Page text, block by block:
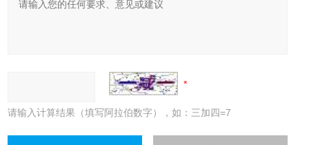
请输入计算结果（填写阿拉伯数字），如：三加四=7